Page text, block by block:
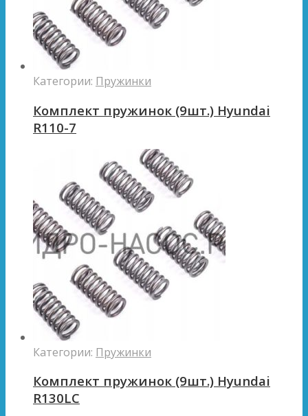
Категории: Пружинки
Комплект пружинок (9шт.) Hyundai
R110-7
Категории: Пружинки
Комплект пружинок (9шт.) Hyundai
R130LC